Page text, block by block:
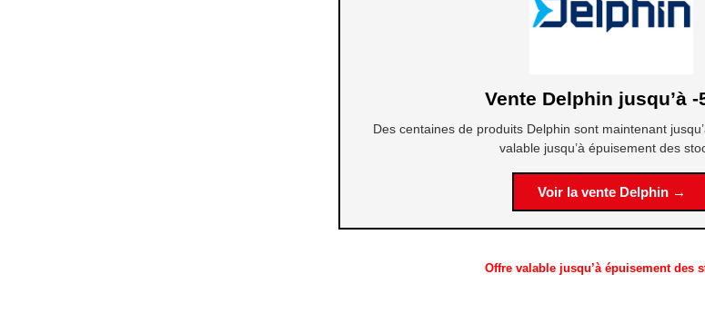
Vente Delphin jusqu’à -
Des centaines de produits Delphin sont maintenant
valable jusqu’à épuisement des
Voir la vente Delphin →
Offre valable jusqu’à épuisement des